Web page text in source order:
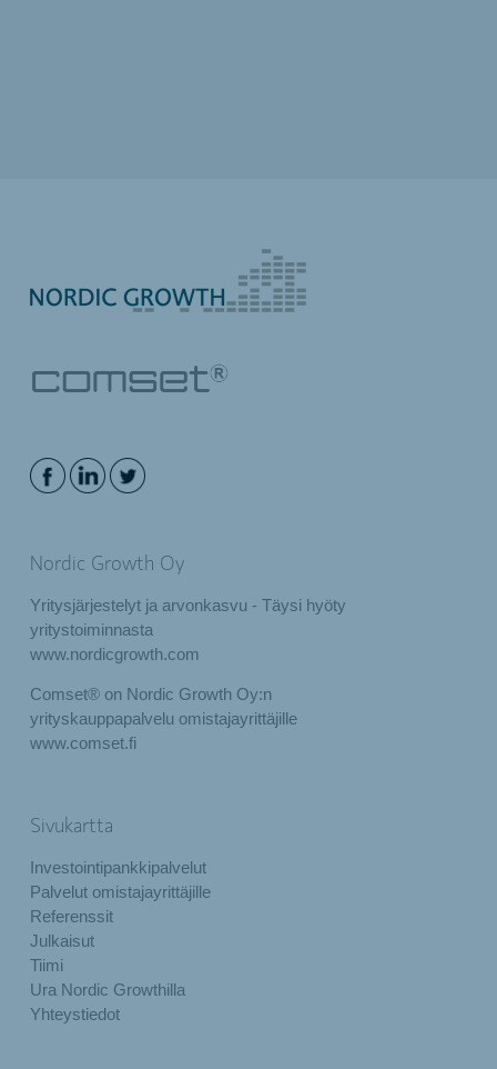
Nordic Growth Oy
Yritysjärjestelyt ja arvonkasvu - Täysi hyöty
yritystoiminnasta
www.nordicgrowth.com
Comset® on Nordic Growth Oy:n
yrityskauppapalvelu omistajayrittäjille
www.comset.fi
Sivukartta
Investointipankkipalvelut
Palvelut omistajayrittäjille
Referenssit
Julkaisut
Tiimi
Ura Nordic Growthilla
Yhteystiedot